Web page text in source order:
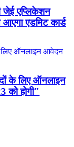
एप्लिकेशन
एडमिट कार्ड
के लिए ऑनलाइन
को होगी"